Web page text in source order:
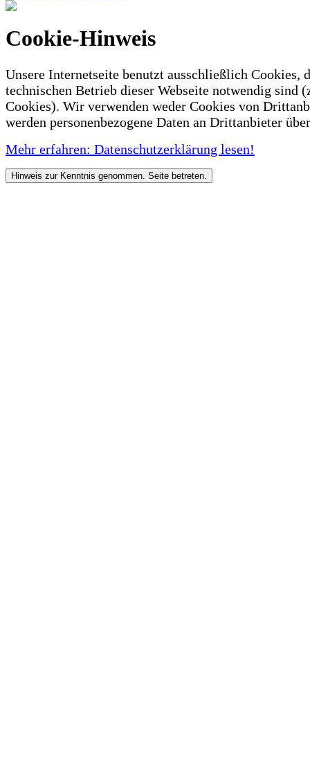
Cookie-Hinweis
Unsere Internetseite benutzt ausschließlich Cookies,
technischen Betrieb dieser Webseite notwendig sind
Cookies). Wir verwenden weder Cookies von
werden personenbezogene Daten an Drittanbieter
Mehr erfahren: Datenschutzerklärung lesen!
Hinweis zur Kenntnis genommen. Seite betreten.